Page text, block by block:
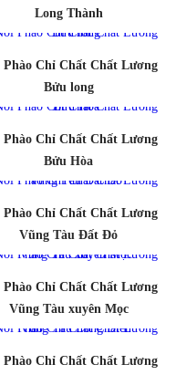
Long Thành
Phào Chỉ Chất Chất Lương
Bửu long
Phào Chỉ Chất Chất Lương
Bửu Hòa
Phào Chỉ Chất Chất Lương
Vũng Tàu Đất Đỏ
Phào Chỉ Chất Chất Lương
Vũng Tàu xuyên Mọc
Phào Chỉ Chất Chất Lương